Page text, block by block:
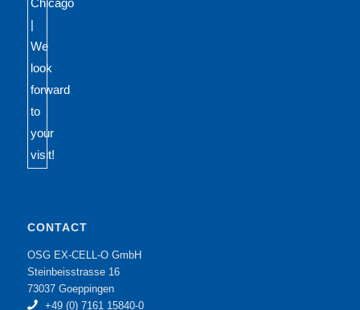
CONTACT
OSG EX-CELL-O GmbH
Steinbeisstrasse 16
73037 Goeppingen
+49 (0) 7161 15840-0